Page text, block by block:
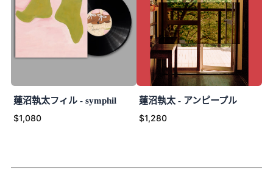
蓮沼執太フィル - symphil
$1,080
蓮沼執太 - アンピープル
$1,280